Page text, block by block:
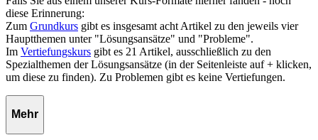
diese Erinnerung:
Zum Grundkurs gibt es insgesamt acht Artikel zu den jeweils vier
Hauptthemen unter "Lösungsansätze" und "Probleme".
Im Vertiefungskurs gibt es 21 Artikel, ausschließlich zu den
Spezialthemen der Lösungsansätze (in der Seitenleiste auf + klicken,
um diese zu finden). Zu Problemen gibt es keine Vertiefungen.
Mehr